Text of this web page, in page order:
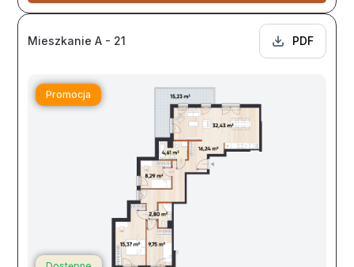
Mieszkanie A - 21 PDF
Promocja